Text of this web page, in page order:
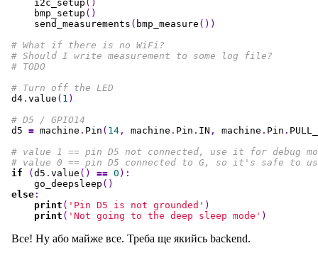
i2c_setup ()
bmp_setup ()
send_measurements ( bmp_measure ())
# What if there is no WiFi?
# Should I write measurement to some log file?
d4 . value ( 1 )
d5 = machine . Pin ( 14 , machine . Pin . IN , machine . Pin .
# value 1 == pin D5 not connected, use it for debug
if
( d5 . value () == 0 ):
go_deepsleep ()
else :
print ( 'Pin D5 is not grounded' )
print ( 'Not going to the deep sleep mode' )
Все! Ну або майже все. Треба ще якийсь backend.